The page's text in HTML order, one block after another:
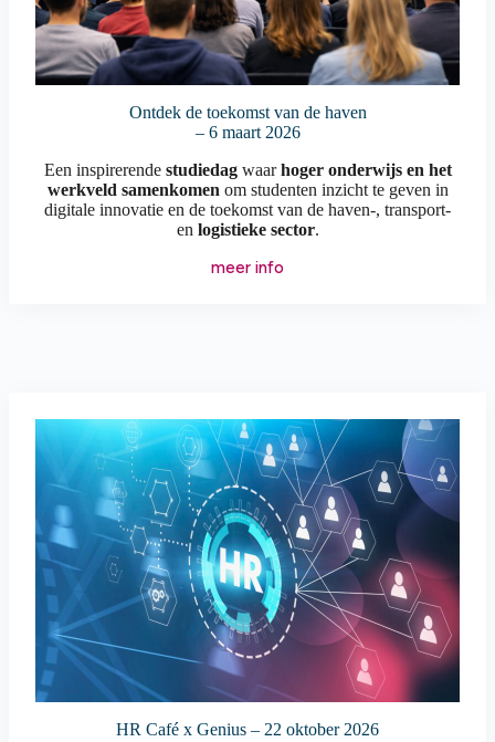
Ontdek de toekomst van de haven
– 6 maart 2026
Een inspirerende studiedagwaarhoger onderwijs en het
werkveld samenkomen om studenten inzicht te geven in
digitale innovatie en de toekomst van de haven-, transport-
en logistieke sector.
meer info
HR Café x Genius – 22 oktober 2026